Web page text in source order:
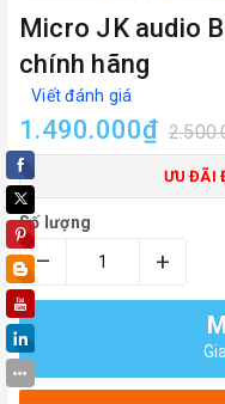
Micro JK audio
chính hãng
Viết đánh giá
1.490.000₫
ƯU ĐÃI
Số lượng
– +